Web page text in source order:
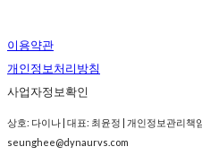
이용약관
개인정보처리방침
사업자정보확인
상호: 다이나 | 대표: 최윤정 | 개인정보관리책
seunghee@dynaurvs.com